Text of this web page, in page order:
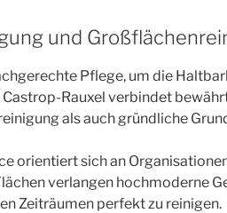
und
Pflege, um die
Rauxel verbindet
als auch gründliche
orientiert sich an
verlangen hochmoderne
Zeiträumen perfekt zu reinigen.